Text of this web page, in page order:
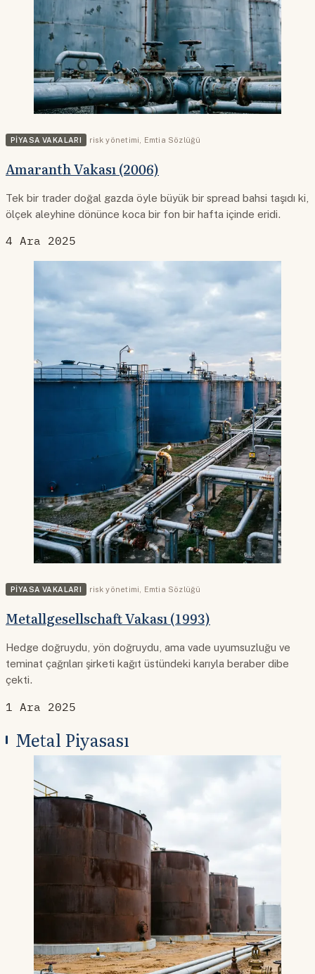
PIYASA VAKALARI risk yönetimi Emtia Sözlüğü
Amaranth Vakası (2006)
Tek bir trader doğal gazda öyle büyük bir spread bahsi taşıdı ki,
ölçek aleyhine dönünce koca bir fon bir hafta içinde eridi.
4 Ara 2025
PIYASA VAKALARI risk yönetimi Emtia Sözlüğü
Metallgesellschaft Vakası (1993)
Hedge doğruydu, yön doğruydu, ama vade uyumsuzluğu ve
teminat çağrıları şirketi kağıt üstündeki karıyla beraber dibe
çekti.
1 Ara 2025
Metal Piyasası